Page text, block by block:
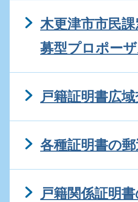
木更津市市民
募型プロポーザ
戸籍証明書広
各種証明書の
戸籍関係証明